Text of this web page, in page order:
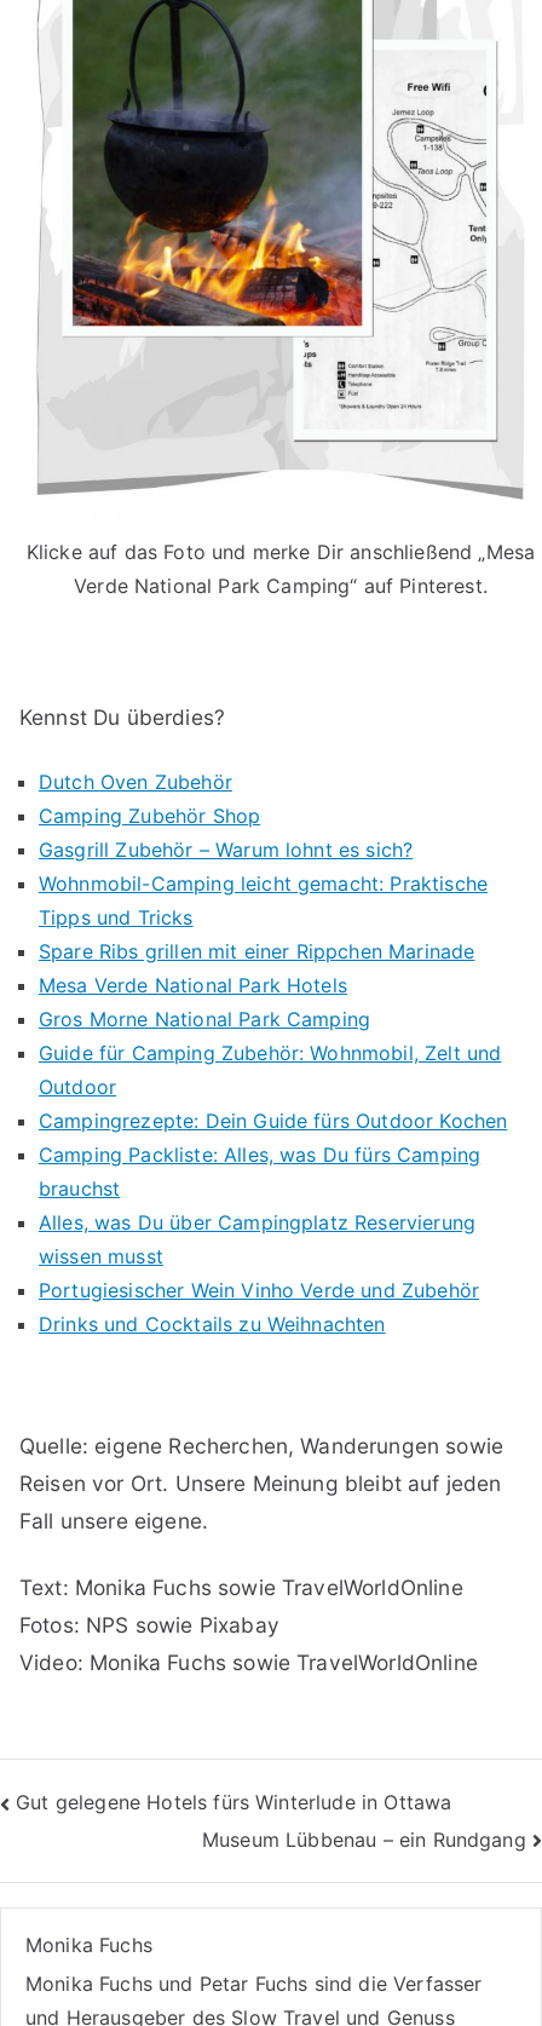
Klicke auf das Foto und merke Dir anschließend „Mesa
Verde National Park Camping“ auf Pinterest.
Kennst Du überdies?
Dutch Oven Zubehör
Camping Zubehör Shop
Gasgrill Zubehör – Warum lohnt es sich?
Wohnmobil-Camping leicht gemacht: Praktische
Tipps und Tricks
Spare Ribs grillen mit einer Rippchen Marinade
Mesa Verde National Park Hotels
Gros Morne National Park Camping
Guide für Camping Zubehör: Wohnmobil, Zelt und
Outdoor
Campingrezepte: Dein Guide fürs Outdoor Kochen
Camping Packliste: Alles, was Du fürs Camping
brauchst
Alles, was Du über Campingplatz Reservierung
wissen musst
Portugiesischer Wein Vinho Verde und Zubehör
Drinks und Cocktails zu Weihnachten
Quelle: eigene Recherchen, Wanderungen sowie
Reisen vor Ort. Unsere Meinung bleibt auf jeden
Fall unsere eigene.
Text: Monika Fuchs sowie TravelWorldOnline
Fotos: NPS sowie Pixabay
Video: Monika Fuchs sowie TravelWorldOnline
Beitragsnavigation
Gut gelegene Hotels fürs Winterlude in Ottawa
Museum Lübbenau – ein Rundgang
Monika Fuchs
Monika Fuchs und Petar Fuchs sind die Verfasser
und Herausgeber des Slow Travel und Genuss